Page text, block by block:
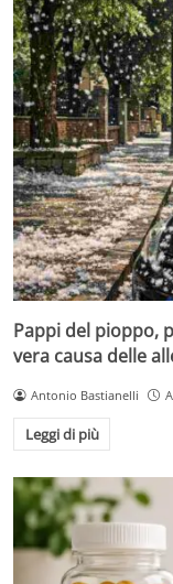
Pappi del pioppo,
vera causa delle
Antonio Bastianelli
Leggi di più